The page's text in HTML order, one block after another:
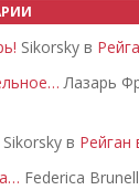
Sikorsky в
Лазарь
Sikorsky в Рейган
Federica